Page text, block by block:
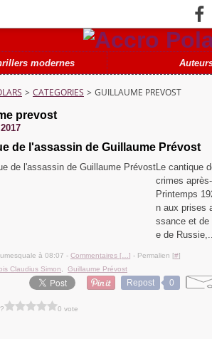
modernes
> CATEGORIES > GUILLAUME PREVOST
prevost
de l'assassin de Guillaume Prévost
Le cantique
crimes
Printemps
n aux prises
ssance et de
e de
à 08:07 - Commentaires [ ] - Permalien [#]
Claudius Simon Guillaume Prévost
Repost 0
0 vote